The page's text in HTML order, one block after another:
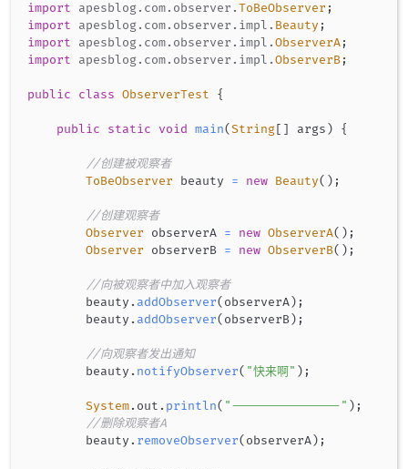
import
apesblog. com. observer .ToBeObserver ;
import
apesblog. com. observer . impl . Beauty ;
import
apesblog. com. observer . impl .ObserverA;
import
apesblog. com. observer . impl .ObserverB;
public class ObserverTest {
public static void main(String[ ] args ) {
//创建被观察者
ToBeObserver beauty = new Beauty( ) ;
//创建观察者
Observer observerA = new ObserverA( ) ;
Observer observerB = new ObserverB( ) ;
//向被观察者中加入观察者
        beauty
. addObserver( observerA) ;
        beauty
. addObserver( observerB) ;
//向观察者发出通知
        beauty
. notifyObserver( "快来啊" ) ;
System. out . println( "---------------" ) ;
//删除观察者A
        beauty
. removeObserver( observerA) ;